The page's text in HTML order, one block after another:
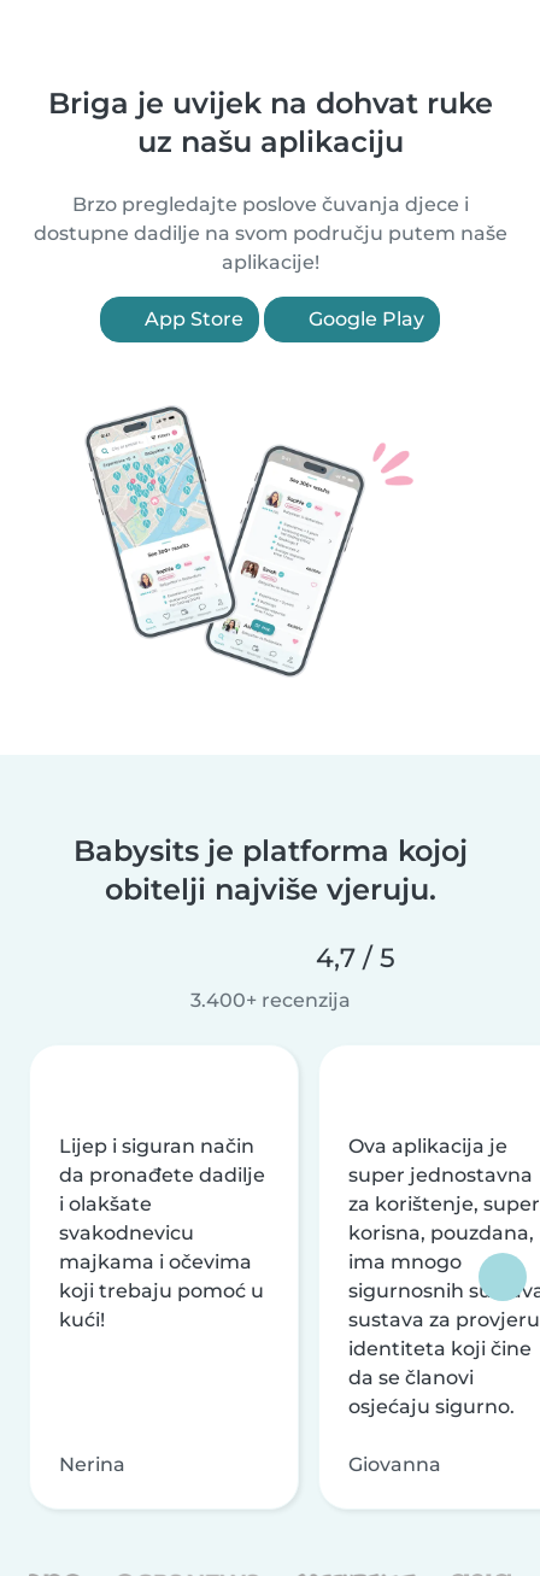
Briga je uvijek na dohvat ruke
uz našu aplikaciju
Brzo pregledajte poslove čuvanja djece i
dostupne dadilje na svom području putem naše
aplikacije!
App Store Google Play
Babysits je platforma kojoj
obitelji najviše vjeruju.
4,7 / 5
3.400+ recenzija
Lijep i siguran način
da pronađete dadilje
i olakšate
svakodnevicu
majkama i očevima
koji trebaju pomoć u
kući!
Nerina
Ova aplikacija je
super jednostavna
za korištenje, super
korisna, pouzdana,
ima mnogo
sigurnosnih
sustava za provjeru
identiteta koji čine
da se članovi
osjećaju sigurno.
Giovanna